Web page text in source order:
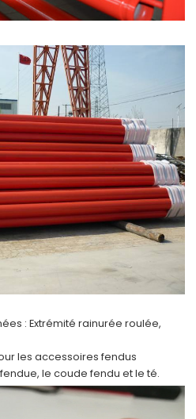
:Extrémité rainurée roulée,
les accessoires fendus
le coude fendu et le té.